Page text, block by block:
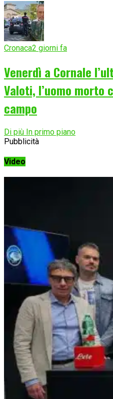
Cronaca2 giorni fa
Venerdì a Cornale
Valoti, l’uomo morto
campo
Di più In primo piano
Pubblicità
Video